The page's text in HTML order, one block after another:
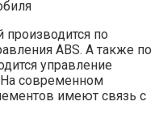
производится по
ABS. А также по
управление
современном
имеют связь с